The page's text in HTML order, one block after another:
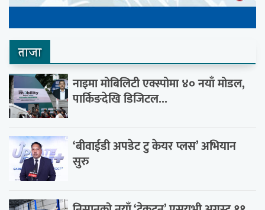
ताजा
नाइमा मोबिलिटी एक्स्पोमा ४० नयाँ मोडल,
पार्किङदेखि डिजिटल...
‘बीवाईडी अपडेट टु केयर प्लस’ अभियान
सुरु